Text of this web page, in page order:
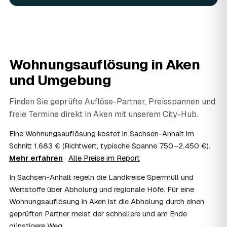
lassen sich Arbeits- und Fahrtkosten anteilig von der
Steuer absetzen, bei einer Auflösung im Erbfall unter
Umständen als Nachlassverbindlichkeit. Sie erhalten eine
ordentliche Rechnung mit ausgewiesenem Lohnanteil; die
genaue Anrechnung klären Sie mit Ihrem Steuerberater.
Muss ich bei der Wohnungsauflösung anwesend
sein?
Nicht zwingend. Viele Auflösungen in Aken laufen nach
Schlüsselübergabe ohne Sie ab — praktisch, wenn Sie
sein, etwa um Wertsachen oder persönliche Unterlagen
vorab zu sichern.
10
Bekomme ich einen Entsorgungsnachweis?
Ja. Auf Wunsch erhalten Sie einen Entsorgungsnachweis
über die fachgerechte Verwertung — wichtig als Beleg
Wohnungsauflösung inAken
und Umgebung
Finden Sie geprüfte Auflöse-Partner, Preisspannen und
freie Termine direkt in Aken mit unserem City-Hub.
Eine Wohnungsauflösung kostet in Sachsen-Anhalt im
Schnitt 1.683 € (Richtwert, typische Spanne 750–2.450 €).
Mehr erfahren · Alle Preise im Report
In Sachsen-Anhalt regeln die Landkreise Sperrmüll und
Wertstoffe über Abholung und regionale Höfe. Für eine
Wohnungsauflösung in Aken ist die Abholung durch einen
geprüften Partner meist der schnellere und am Ende